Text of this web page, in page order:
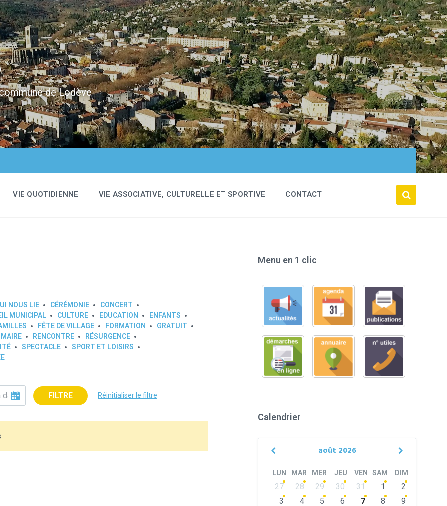
de Lodève
VIE QUOTIDIENNE VIE ASSOCIATIVE, CULTURELLE ET SPORTIVE CONTACT
NOUS LIE CÉRÉMONIE
CONCERT
MUNICIPAL CULTURE EDUCATION
ENFANTS
FÊTE DE VILLAGE FORMATION
GRATUIT
MAIRE RENCONTRE
RÉSURGENCE
SPECTACLE
SPORT ET LOISIRS
FILTRE Réinitialiser le filtre
Menu en 1 clic
Calendrier
août 2026
Previous
Next
LUN MAR MER JEU VEN SAM DIM
Skip
calendar
days
27 28 29 30 31 1
2
3
4 5 6 7 8
9